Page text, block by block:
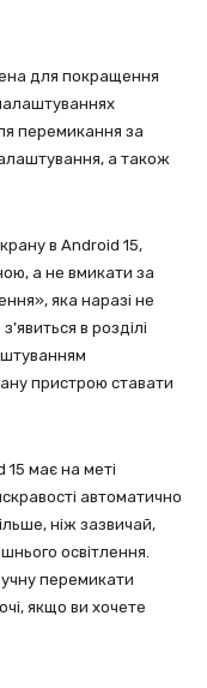
для покращення
перемикання за
а також
в Android 15,
а не вмикати за
яка наразі не
в розділі
пристрою ставати
15 має на меті
автоматично
ніж зазвичай,
освітлення.
перемикати
якщо ви хочете